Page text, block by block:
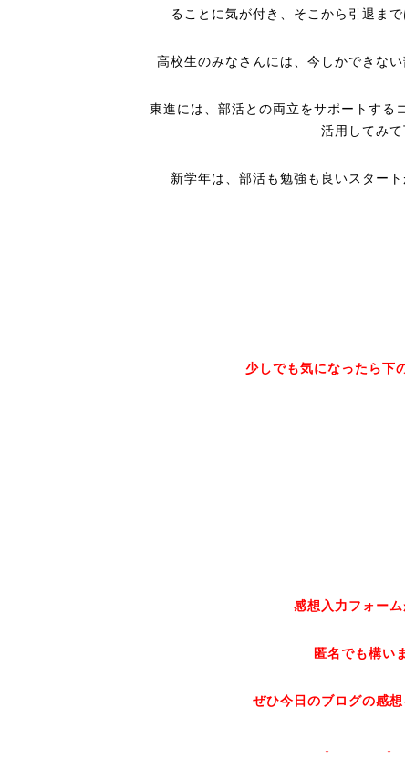
ることに気が付き、そこから引退ま
高校生のみなさんには、今しかできな
東進には、部活との両立をサポートする
活用してみて
新学年は、部活も勉強も良いスター
少しでも気になったら下
感想入力フォーム
匿名でも構い
ぜひ今日のブログの感
↓